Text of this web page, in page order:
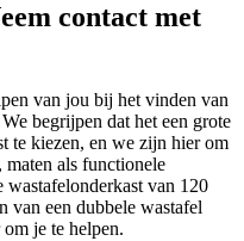
contact met
van jou bij het vinden van
begrijpen dat het een grote
te kiezen, en we zijn hier om
als functionele
van 120
van een dubbele wastafel
je te helpen.